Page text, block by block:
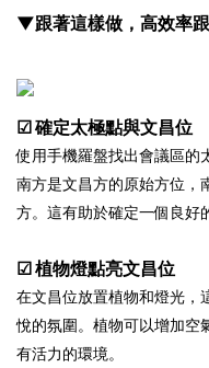
▼跟著這樣做，高效率
☑ 確定太極點與文昌位
使用手機羅盤找出會議區的
南方是文昌方的原始方位，
方。這有助於確定一個良好
☑ 植物燈點亮文昌位
在文昌位放置植物和燈光，
悅的氛圍。植物可以增加空
有活力的環境。